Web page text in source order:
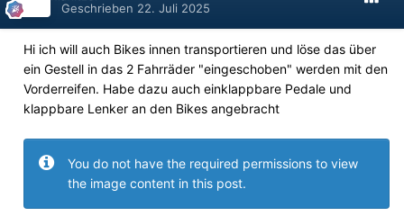
Geschrieben 22. Juli 2025
Hi ich will auch Bikes innen transportieren und löse das über
ein Gestell in das 2 Fahrräder "eingeschoben" werden mit den
Vorderreifen. Habe dazu auch einklappbare Pedale und
klappbare Lenker an den Bikes angebracht
You do not have the required permissions to view
the image content in this post.